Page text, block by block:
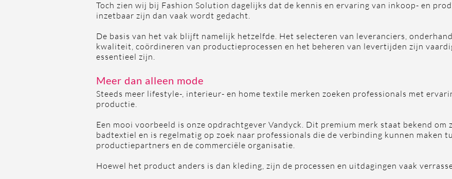
Toch zien wij bij Fashion Solution dagelijks dat de kennis en ervaring van inkoop- en
inzetbaar zijn dan vaak wordt gedacht.
De basis van het vak blijft namelijk hetzelfde. Het selecteren van leveranciers,
kwaliteit, coördineren van productieprocessen en het beheren van levertijden zijn
essentieel zijn.
Meer dan alleen mode
Steeds meer lifestyle-, interieur- en home textile merken zoeken professionals met
productie.
Een mooi voorbeeld is onze opdrachtgever Vandyck. Dit premium merk staat bekend om
badtextiel en is regelmatig op zoek naar professionals die de verbinding kunnen maken
productiepartners en de commerciële organisatie.
Hoewel het product anders is dan kleding, zijn de processen en uitdagingen vaak